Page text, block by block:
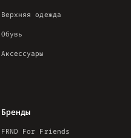
Верхняя одежда
Обувь
Аксессуары
Бренды
FRND For Friends